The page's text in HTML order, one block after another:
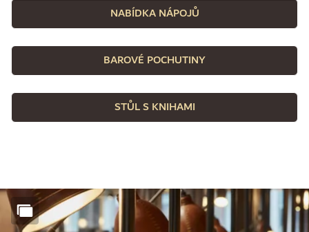
NABÍDKA NÁPOJŮ
BAROVÉ POCHUTINY
STŮL S KNIHAMI